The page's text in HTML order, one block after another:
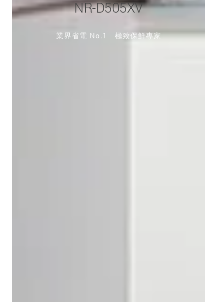
NR-D505XV
業界省電 No.1 極致保鮮專家